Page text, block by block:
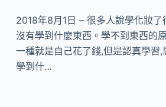
2018年8月1日 – 很多人說學化妝了
沒有學到什麼東西。學不到東西的
一種就是自己花了錢,但是認真學習,
學到什…